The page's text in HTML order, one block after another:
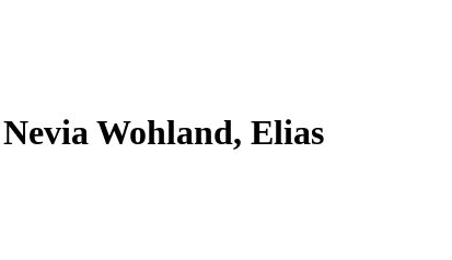
Wohland, Elias